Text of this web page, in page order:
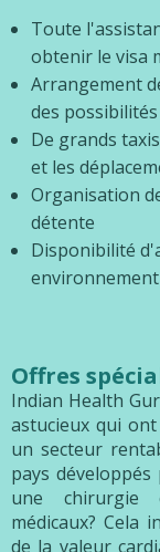
Toute
obtenir le visa
Arrangement
des
De grands
et les
Organisation
détente
Disponibilité
Offres
Indian Health
astucieux qui
un secteur
pays
une chirurgie
médicaux? Cela
de la valeur